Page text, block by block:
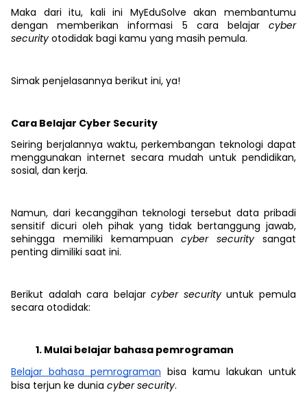
Maka dari itu, kali ini MyEduSolve akan membantumu
dengan memberikan informasi 5 cara belajar cyber
securityotodidak bagi kamu yang masih pemula.
Simak penjelasannya berikut ini, ya!
Cara Belajar Cyber Security
Seiring berjalannya waktu, perkembangan teknologi dapat
menggunakan internet secara mudah untuk pendidikan,
sosial, dan kerja.
Namun, dari kecanggihan teknologi tersebut data pribadi
sensitif dicuri oleh pihak yang tidak bertanggung jawab,
sehingga memiliki kemampuancyber securitysangat
penting dimiliki saat ini.
Berikut adalah cara belajarcyber securityuntuk pemula
secara otodidak:
Mulai belajar bahasa pemrograman
Belajar bahasa pemrograman bisa kamu lakukan untuk
bisa terjun ke dunia cyber security.